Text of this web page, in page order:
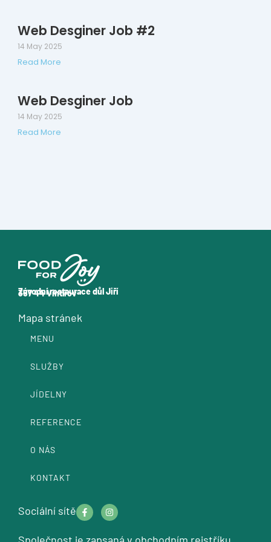
Web Desginer Job #2
14 May 2025
Read More
Web Desginer Job
14 May 2025
Read More
Závodní restaurace důl Jiří
357 44 Vintířov
Mapa stránek
MENU
SLUŽBY
JÍDELNY
REFERENCE
O NÁS
KONTAKT
Sociální sítě
F
a
c
I
n
s